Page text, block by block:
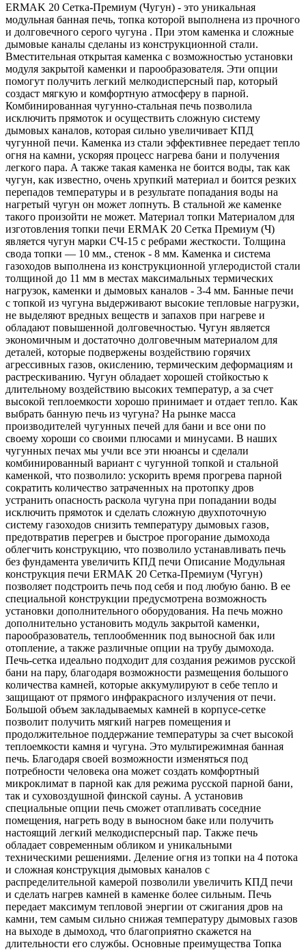
ERMAK 20 Сетка-Премиум (Чугун) - это уникальная
модульная банная печь, топка которой выполнена из прочного
и долговечного серого чугуна . При этом каменка и сложные
дымовые каналы сделаны из конструкционной стали.
Вместительная открытая каменка с возможностью установки
модуля закрытой каменки и парообразователя. Эти опции
помогут получить легкий мелкодисперсный пар, который
создаст мягкую и комфортную атмосферу в парной.
Комбинированная чугунно-стальная печь позволила
исключить прямоток и осуществить сложную систему
дымовых каналов, которая сильно увеличивает КПД
чугунной печи. Каменка из стали эффективнее передает тепло
огня на камни, ускоряя процесс нагрева бани и получения
легкого пара. А также такая каменка не боится воды, так как
чугун, как известно, очень хрупкий материал и боится резких
перепадов температуры и в результате попадания воды на
нагретый чугун он может лопнуть. В стальной же каменке
такого произойти не может. Материал топки Материалом для
изготовления топки печи ERMAK 20 Сетка Премиум (Ч)
является чугун марки СЧ-15 с ребрами жесткости. Толщина
свода топки — 10 мм., стенок - 8 мм. Каменка и система
газоходов выполнена из конструкционной углеродистой стали
толщиной до 11 мм в местах максимальных термических
нагрузок, каменки и дымовых каналов - 3-4 мм. Банные печи
с топкой из чугуна выдерживают высокие тепловые нагрузки,
не выделяют вредных веществ и запахов при нагреве и
обладают повышенной долговечностью. Чугун является
экономичным и достаточно долговечным материалом для
деталей, которые подвержены воздействию горячих
агрессивных газов, окислению, термическим деформациям и
растрескиванию. Чугун обладает хорошей стойкостью к
длительному воздействию высоких температур, а за счет
высокой теплоемкости хорошо принимает и отдает тепло. Как
выбрать банную печь из чугуна? На рынке масса
производителей чугунных печей для бани и все они по
своему хороши со своими плюсами и минусами. В наших
чугунных печах мы учли все эти нюансы и сделали
комбинированный вариант с чугунной топкой и стальной
каменкой, что позволило: ускорить время прогрева парной
сократить количество затраченных на протопку дров
устранить опасность раскола чугуна при попадании воды
исключить прямоток и сделать сложную двухпоточную
систему газоходов снизить температуру дымовых газов,
предотвратив перегрев и быстрое прогорание дымохода
облегчить конструкцию, что позволило устанавливать печь
без фундамента увеличить КПД печи Описание Модульная
конструкция печи ERMAK 20 Сетка-Премиум (Чугун)
позволяет подстроить печь под себя и под любую баню. В ее
специальной конструкции предусмотрена возможность
установки дополнительного оборудования. На печь можно
дополнительно установить модуль закрытой каменки,
парообразователь, теплообменник под выносной бак или
отопление, а также различные опции на трубу дымохода.
Печь-сетка идеально подходит для создания режимов русской
бани на пару, благодаря возможности размещения большого
количества камней, которые аккумулируют в себе тепло и
защищают от прямого инфракрасного излучения от печи.
Большой объем закладываемых камней в корпусе-сетке
позволит получить мягкий нагрев помещения и
продолжительное поддержание температуры за счет высокой
теплоемкости камня и чугуна. Это мультирежимная банная
печь. Благодаря своей возможности изменяться под
потребности человека она может создать комфортный
микроклимат в парной как для режима русской парной бани,
так и суховоздушной финской сауны. А установив
специальные опции печь сможет отапливать соседние
помещения, нагреть воду в выносном баке или получить
настоящий легкий мелкодисперсный пар. Также печь
обладает современным обликом и уникальными
техническими решениями. Деление огня из топки на 4 потока
и сложная конструкция дымовых каналов с
распределительной камерой позволили увеличить КПД печи
и сделать нагрев камней в каменке более сильным. Печь
передает максимум тепловой энергии от сжигания дров на
камни, тем самым сильно снижая температуру дымовых газов
на выходе в дымоход, что благоприятно скажется на
длительности его службы. Основные преимущества Топка